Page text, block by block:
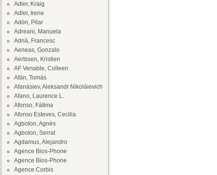
Adler, Kraig
Adler, Irene
Adón, Pilar
Adreani, Manuela
Adrià, Francesc
Aeneas, Gonzalo
Aertssen, Kristien
AF Venable, Colleen
Afán, Tomás
Afanásiev, Aleksandr Nikoláievich
Afano, Laurence L.
Afonso, Fátima
Afonso Esteves, Cecilia
Agboton, Agnès
Agboton, Serrat
Agdamus, Alejandro
Agence Bios-Phone
Agence Bios-Phone
Agence Corbis